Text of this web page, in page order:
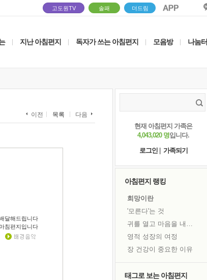
고도원TV 솔패 더드림
지난 아침편지 독자가 쓰는 아침편지 모음방 나눔터
이전 목록 다음
달해드립니다
침편지입니다
현재 아침편지 가족은
4,043,020 명입니다.
로그인
가족되기
아침편지 랭킹
희망이란
'모른다'는 것
귀를 열고 마음을 내어주고
영적 성장의 여정
장 건강이 중요한 이유
흙이 된 몸으로 출근하는 여자
태그로 보는 아침편지